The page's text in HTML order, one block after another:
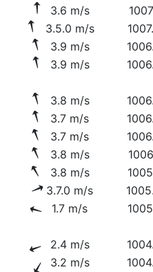
3.6 m/s
3.5.0 m/s
3.9 m/s
3.9 m/s
3.8 m/s
3.7 m/s
3.7 m/s
3.8 m/s
3.8 m/s
3.7.0 m/s
1.7 m/s
2.4 m/s
3.2 m/s